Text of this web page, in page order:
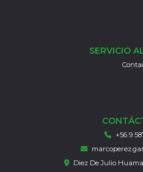
SERVICIO
+56 9
Diez De Julio